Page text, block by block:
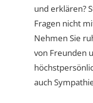
und erklären?
Fragen nicht
Nehmen Sie
von Freunden
auch